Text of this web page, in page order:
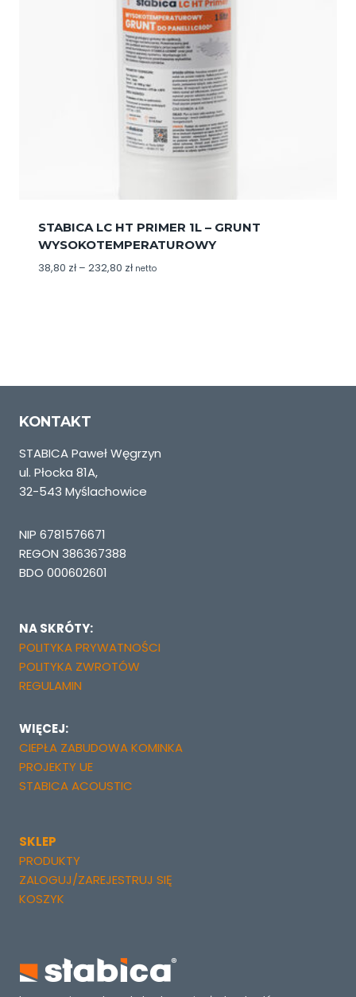
STABICA LC HT PRIMER 1L – GRUNT
WYSOKOTEMPERATUROWY
38,80 zł – 232,80 złZakres
netto
KONTAKT
STABICA Paweł Węgrzyn
ul. Płocka 81A,
32-543 Myślachowice
NIP 6781576671
REGON 386367388
BDO 000602601
NA SKRÓTY:
POLITYKA PRYWATNOŚCI
POLITYKA ZWROTÓW
REGULAMIN
WIĘCEJ:
CIEPŁA ZABUDOWA KOMINKA
PROJEKTY UE
STABICA ACOUSTIC
SKLEP
PRODUKTY
ZALOGUJ/ZAREJESTRUJ SIĘ
KOSZYK